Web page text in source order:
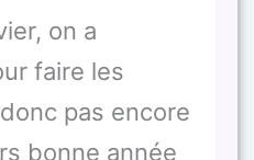
on a
faire les
pas encore
bonne année